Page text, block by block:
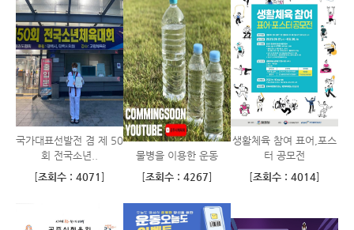
국가대표선발전 겸 제 50
회 전국소년..
[조회수 : 4071 ]
물병을 이용한 운동
[조회수 : 4267]
생활체육 참여 표어,포스
터 공모전
[조회수 : 4014]